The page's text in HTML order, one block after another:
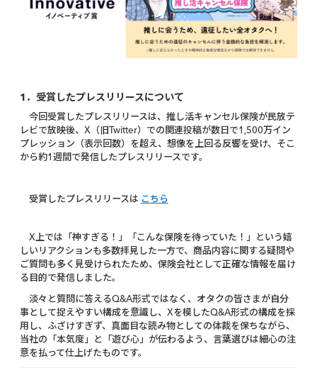
1．受賞したプレスリリースについて
今回受賞したプレスリリースは、推し活キャンセル保険が民放テ
レビで放映後、X（旧Twitter）での関連投稿が数日で1,500万イン
プレッション（表示回数）を超え、想像を上回る反響を受け、そこ
から約1週間で発信したプレスリリースです。
受賞したプレスリリースは こちら
X上では「神すぎる！」「こんな保険を待っていた！」という嬉
しいリアクションも多数拝見した一方で、商品内容に関する疑問や
ご質問も多く見受けられたため、保険会社として正確な情報を届け
る目的で発信しました。
淡々と質問に答えるQ&A形式ではなく、オタクの皆さまが自分
事として捉えやすい構成を意識し、Xを模したQ&A形式の構成を採
用し、ふざけすぎず、真面目な読み物としての体裁を保ちながら、
当社の「本気度」と「遊び心」が伝わるよう、言葉選びは細心の注
意を払って仕上げたものです。